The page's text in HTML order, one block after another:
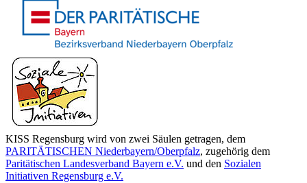
KISS Regensburg wird von zwei Säulen getragen, dem
PARITÄTISCHEN Niederbayern/Oberpfalz, zugehörig dem
Paritätischen Landesverband Bayern e.V. und den Sozialen
Initiativen Regensburg e.V.